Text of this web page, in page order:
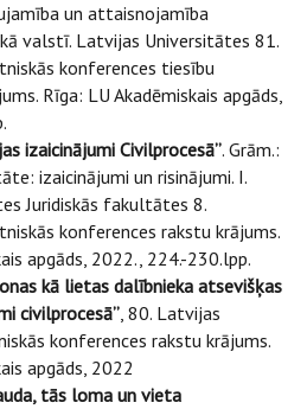
un attaisnojamība
valstī. Latvijas Universitātes 81.
konferences tiesību
Rīga: LU Akadēmiskais apgāds,
izaicinājumi Civilprocesā”. Grām.:
izaicinājumi un risinājumi. I.
Juridiskās fakultātes 8.
konferences rakstu krājums.
apgāds, 2022., 224.-230.lpp.
kā lietas dalībnieka atsevišķas
civilprocesā”, 80. Latvijas
konferences rakstu krājums.
apgāds, 2022
tās loma un vieta